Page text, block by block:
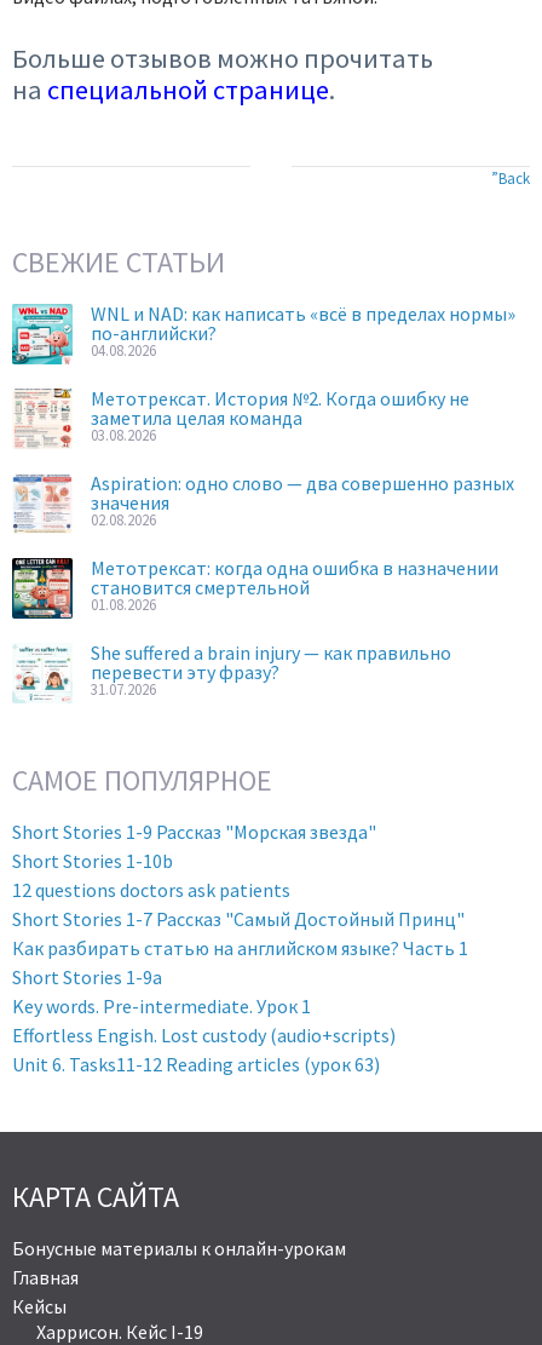
Больше отзывов можно прочитать
на специальной странице.
”Back
СВЕЖИЕ СТАТЬИ
WNL и NAD: как написать «всё в пределах нормы»
по-английски?
04.08.2026
Метотрексат. История №2. Когда ошибку не
заметила целая команда
03.08.2026
Aspiration: одно слово — два совершенно разных
значения
02.08.2026
Метотрексат: когда одна ошибка в назначении
становится смертельной
01.08.2026
She suffered a brain injury — как правильно
перевести эту фразу?
31.07.2026
САМОЕ ПОПУЛЯРНОЕ
Short Stories 1-9 Рассказ "Морская звезда"
Short Stories 1-10b
12 questions doctors ask patients
Short Stories 1-7 Рассказ "Самый Достойный Принц"
Как разбирать статью на английском языке? Часть 1
Short Stories 1-9a
Key words. Pre-intermediate. Урок 1
Effortless Engish. Lost custody (audio+scripts)
Unit 6. Tasks11-12 Reading articles (урок 63)
КАРТА САЙТА
Бонусные материалы к онлайн-урокам
Главная
Кейсы
Харрисон. Кейс I-19